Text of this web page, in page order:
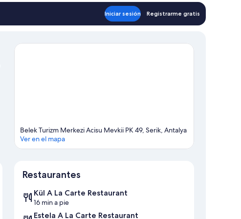
Iniciar sesión Registrarme gratis
Belek Turizm Merkezi Acisu Mevkii PK 49, Serik, Antalya
Ver en el mapa
Restaurantes
Kül A La Carte Restaurant
16 min a pie
Estela A La Carte Restaurant